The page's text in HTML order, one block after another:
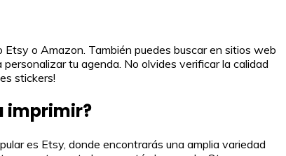
o Amazon. También puedes buscar en sitios web
tu agenda. No olvides verificar la calidad
stickers!
imprimir?
es Etsy, donde encontrarás una amplia variedad